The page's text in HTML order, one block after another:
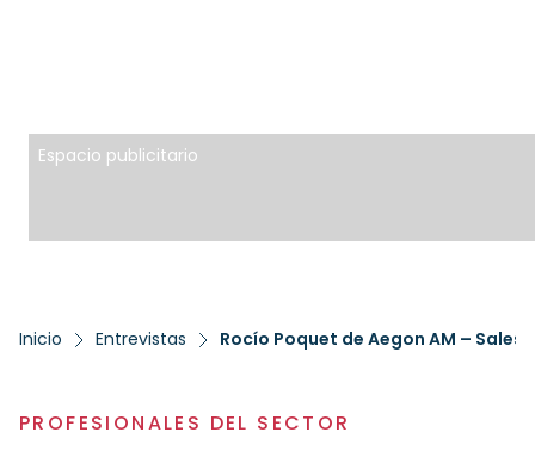
Espacio publicitario
Inicio Entrevistas Rocío Poquet de Aegon AM – Sales
PROFESIONALES DEL SECTOR